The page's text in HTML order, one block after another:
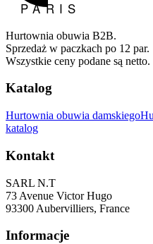
Hurtownia obuwia B2B.
Sprzedaż w paczkach po 12 par.
Wszystkie ceny podane są netto.
Katalog
Hurtownia obuwia damskiego
katalog
Kontakt
SARL N.T
73 Avenue Victor Hugo
93300 Aubervilliers, France
Informacje